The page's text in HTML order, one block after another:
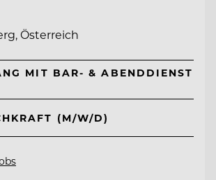
Österreich
MIT BAR- & ABENDDIENST
(M/W/D)